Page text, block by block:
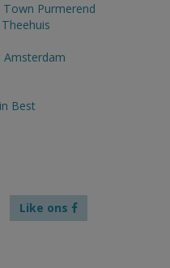
Purmerend
Amsterdam
Best
Like ons